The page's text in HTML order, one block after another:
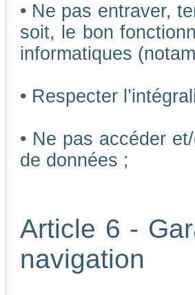
• Ne pas entraver,
soit, le bon
informatiques
• Respecter
• Ne pas accéder
de données ;
Article 6 -
navigation